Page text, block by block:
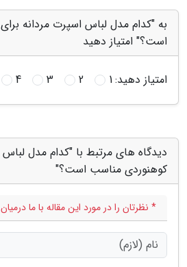
به "کدام مدل لباس اسپرت مردانه
است؟" امتیاز دهید
امتیاز دهید:1
2
3
4
دیدگاه های مرتبط با "کدام مدل لباس
کوهنوردی مناسب است؟"
* نظرتان را در مورد این مقاله با ما